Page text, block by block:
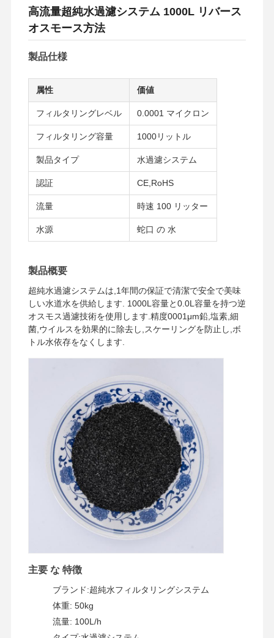
高流量超純水過濾システム 1000L リバース
オスモース方法
製品仕様
属性 価値
フィルタリングレベル 0.0001 マイクロン
フィルタリング容量 1000リットル
製品タイプ 水過濾システム
認証 CE,RoHS
流量 時速 100 リッター
水源 蛇口 の 水
製品概要
超純水過濾システムは,1年間の保証で清潔で安全で美味
しい水道水を供給します. 1000L容量と0.0L容量を持つ逆
オスモス過濾技術を使用します.精度0001μm鉛,塩素,細
菌,ウイルスを効果的に除去し,スケーリングを防止し,ボ
トル水依存をなくします.
主要 な 特徴
ブランド:超純水フィルタリングシステム
体重: 50kg
流量: 100L/h